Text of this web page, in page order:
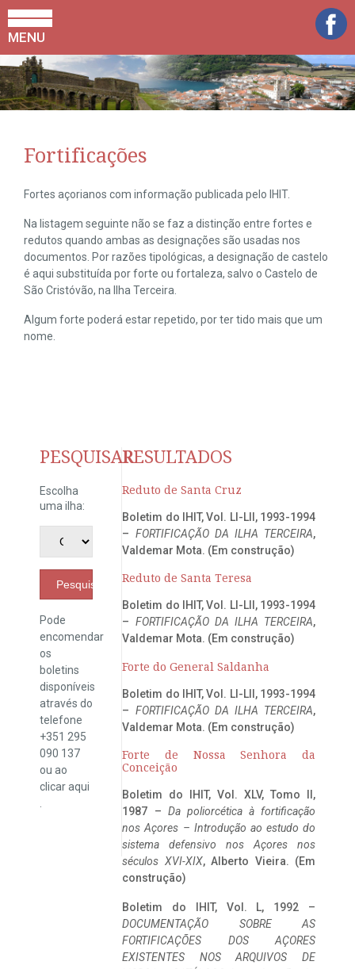
MENU
Fortificações
Fortes açorianos com informação publicada pelo IHIT.
Na listagem seguinte não se faz a distinção entre fortes e
redutos quando ambas as designações são usadas nos
documentos. Por razões tipológicas, a designação de castelo
é aqui substituída por forte ou fortaleza, salvo o Castelo de
São Cristóvão, na Ilha Terceira.
Algum forte poderá estar repetido, por ter tido mais que um
nome.
PESQUISAR
Escolha
uma ilha:
Pesquisar
Pode
encomendar
os
boletins
disponíveis
através do
telefone
+351 295
090 137
ou ao
clicaraqui
RESULTADOS
Reduto de Santa Cruz
Boletim do IHIT, Vol. LI-LII, 1993-1994
– FORTIFICAÇÃO DA ILHA TERCEIRA,
Valdemar Mota. (Em construção)
Reduto de Santa Teresa
Boletim do IHIT, Vol. LI-LII, 1993-1994
– FORTIFICAÇÃO DA ILHA TERCEIRA,
Valdemar Mota. (Em construção)
Forte do General Saldanha
Boletim do IHIT, Vol. LI-LII, 1993-1994
– FORTIFICAÇÃO DA ILHA TERCEIRA,
Valdemar Mota. (Em construção)
Forte de Nossa Senhora da
Conceição
Boletim do IHIT, Vol. XLV, Tomo II,
1987 – Da poliorcética à fortificação
nos Açores – Introdução ao estudo do
sistema defensivo nos Açores nos
séculos XVI-XIX, Alberto Vieira. (Em
construção)
Boletim do IHIT, Vol. L, 1992 –
DOCUMENTAÇÃO SOBRE AS
FORTIFICAÇÕES DOS AÇORES
EXISTENTES NOS ARQUIVOS DE